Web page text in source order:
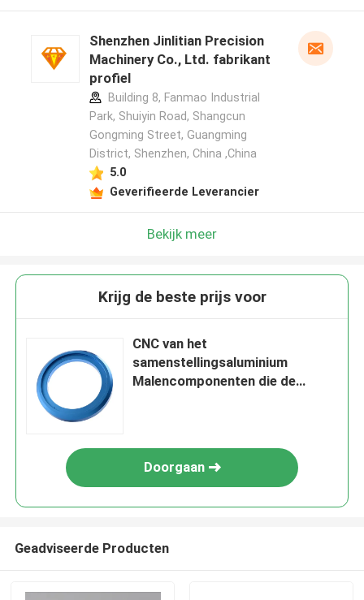
Shenzhen Jinlitian Precision
Machinery Co., Ltd. fabrikant
profiel
Building 8, Fanmao Industrial
Park, Shuiyin Road, Shangcun
Gongming Street, Guangming
District, Shenzhen, China ,China
5.0
Geverifieerde Leverancier
Bekijk meer
Krijg de beste prijs voor
CNC van het
samenstellingsaluminium
Malencomponenten die de
Doorgaan
Geadviseerde Producten